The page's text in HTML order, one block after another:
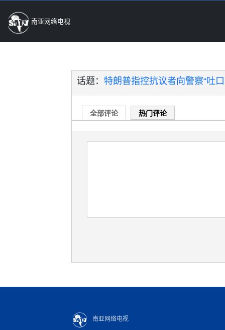
南亚网络电视
话题： 特朗普指控抗议者向警察“吐
全部评论 热门评论
南亚网络电视